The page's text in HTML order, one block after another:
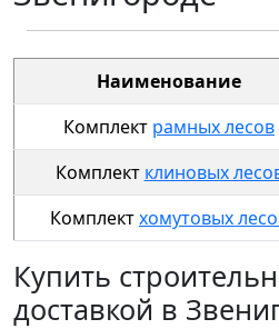
Наименование
Комплект рамных лесов
Комплект клиновых
Комплектхомутовых
Купить
доставкой в